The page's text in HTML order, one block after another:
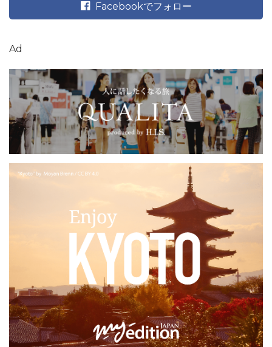
Facebookでフォロー
Ad